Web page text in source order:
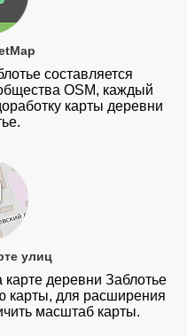
составляется
OSM, каждый
карты деревни
улиц
деревни Заблотье
карты, для расширения
масштаб карты.